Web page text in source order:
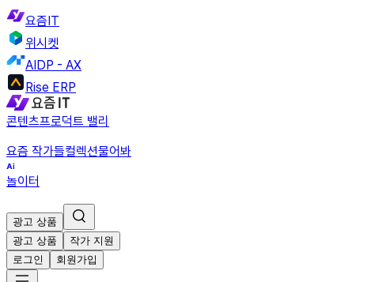
요즘IT
위시켓
AIDP - AX
Rise ERP
콘텐츠프로덕트 밸리
요즘 작가들컬렉션물어봐
놀이터
광고 상품
광고 상품
작가 지원
로그인
회원가입